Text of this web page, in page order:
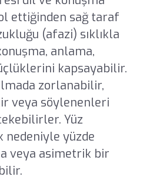
ettiğinden sağ taraf
(afazi) sıklıkla
anlama,
kapsayabilir.
zorlanabilir,
veya söylenenleri
Yüz
nedeniyle yüzde
veya asimetrik bir